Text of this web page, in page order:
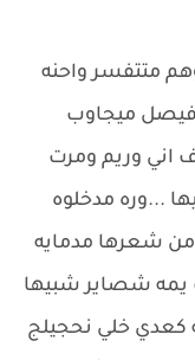
متتفسر واحنه
فيصل ميجاوب
اني وريم ومرت
...وره مدخلوه
شعرها مدمايه
يمه شصاير شبيها
كعدي خلي نحجيلج